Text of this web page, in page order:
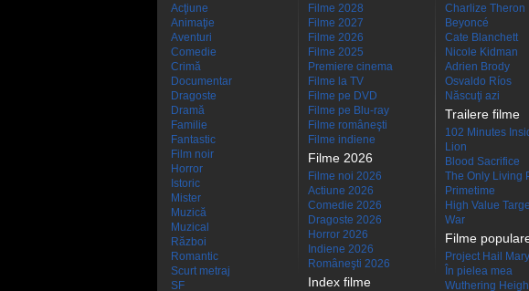
Acţiune
Animaţie
Aventuri
Comedie
Crimă
Documentar
Dragoste
Dramă
Familie
Fantastic
Film noir
Horror
Istoric
Mister
Muzică
Muzical
Război
Romantic
Scurt metraj
SF
Filme 2028
Filme 2027
Filme 2026
Filme 2025
Premiere cinema
Filme la TV
Filme pe DVD
Filme pe Blu-ray
Filme româneşti
Filme indiene
Filme 2026
Filme noi 2026
Actiune 2026
Comedie 2026
Dragoste 2026
Horror 2026
Indiene 2026
Româneşti 2026
Index filme
Charlize Theron
Beyoncé
Cate Blanchett
Nicole Kidman
Adrien Brody
Osvaldo Ríos
Născuţi azi
Trailere filme
102 Minutes
Lion
Blood Sacrifice
The Only Living
Primetime
High Value
War
Filme
Project Hail Mary
În pielea mea
Wuthering